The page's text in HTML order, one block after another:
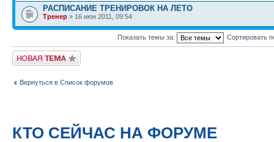
РАСПИСАНИЕ ТРЕНИРОВОК НА ЛЕТО
Тренер » 16 июн 2011, 09:54
Показать темы за: Сортировать
Начать новую тему
Вернуться в Список форумов
КТО СЕЙЧАС НА ФОРУМЕ